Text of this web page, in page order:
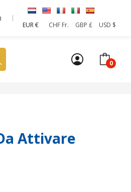
EUR €
CHF Fr. GBP £ USD $
0
Attivare